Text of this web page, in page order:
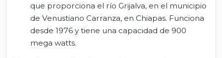
que proporciona el río Grijalva, en el municipio
de Venustiano Carranza, en Chiapas. Funciona
desde 1976 y tiene una capacidad de 900
mega watts.